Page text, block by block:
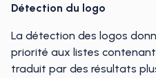
Détection du logo
La détection des logos
priorité aux listes
traduit par des résultats